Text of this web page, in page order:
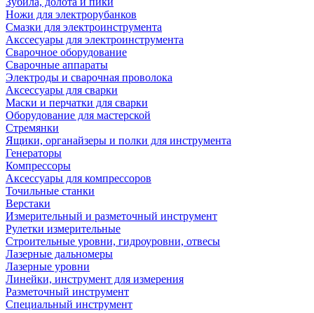
Ножи для электрорубанков
Смазки для электроинструмента
Акссесуары для электроинструмента
Сварочное оборудование
Сварочные аппараты
Электроды и сварочная проволока
Аксессуары для сварки
Маски и перчатки для сварки
Оборудование для мастерской
Стремянки
Ящики, органайзеры и полки для инструмента
Генераторы
Компрессоры
Аксессуары для компрессоров
Точильные станки
Верстаки
Измерительный и разметочный инструмент
Рулетки измерительные
Строительные уровни, гидроуровни, отвесы
Лазерные дальномеры
Лазерные уровни
Линейки, инструмент для измерения
Разметочный инструмент
Специальный инструмент